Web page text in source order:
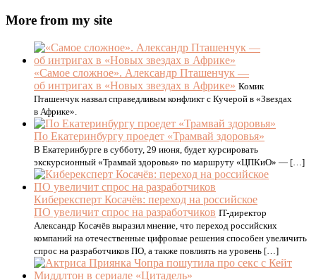
More from my site
«Самое сложное». Александр Пташенчук —
об интригах в «Новых звездах в Африке» Комик
Пташенчук назвал справедливым конфликт с Кучерой в «Звездах
в Африке».
По Екатеринбургу проедет «Трамвай здоровья»
В Екатеринбурге в субботу, 29 июня, будет курсировать
экскурсионный «Трамвай здоровья» по маршруту «ЦПКиО» — […]
Киберексперт Косачёв: переход на российское
ПО увеличит спрос на разработчиков IT-директор
Александр Косачёв выразил мнение, что переход российских
компаний на отечественные цифровые решения способен увеличить
спрос на разработчиков ПО, а также повлиять на уровень […]